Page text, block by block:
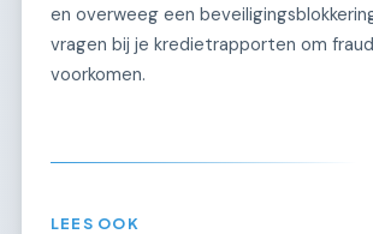
en overweeg een
vragen bij je kredietrapporten om
voorkomen.
LEES OOK